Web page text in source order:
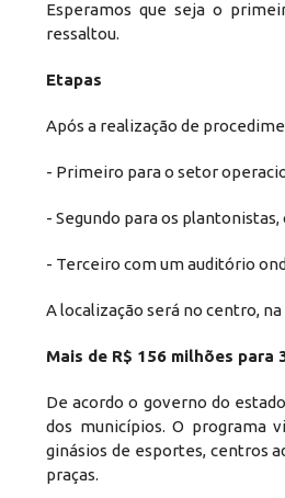
Esperamos que seja o
ressaltou.
Etapas
Após a realização de
- Primeiro para o setor
- Segundo para os
- Terceiro com um auditório
A localização será no centro,
Mais de R$ 156 milhões para
De acordo o governo do
dos municípios. O programa
ginásios de esportes, centros
praças.